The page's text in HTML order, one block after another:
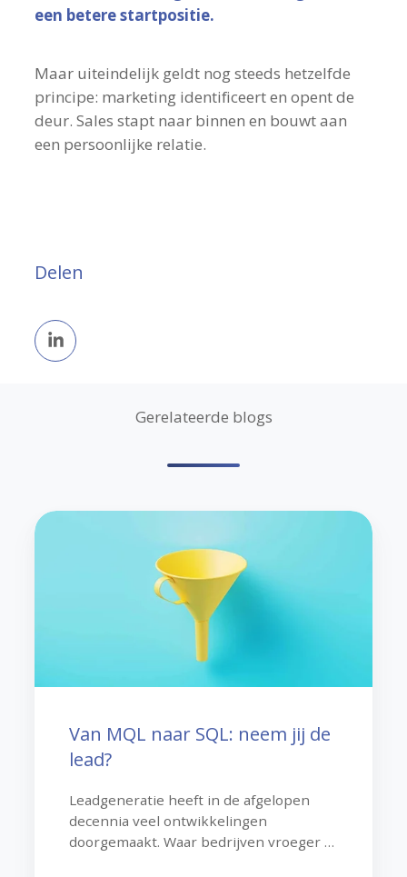
een betere startpositie.
Maar uiteindelijk geldt nog steeds hetzelfde
principe: marketing identificeert en opent de
deur. Sales stapt naar binnen en bouwt aan
een persoonlijke relatie.
Delen
Deel
op
Gerelateerde blogs
Van
lead?
Van MQL naar SQL: neem jij de
lead?
Leadgeneratie heeft in de afgelopen
decennia veel ontwikkelingen
doorgemaakt. Waar bedrijven vroeger …